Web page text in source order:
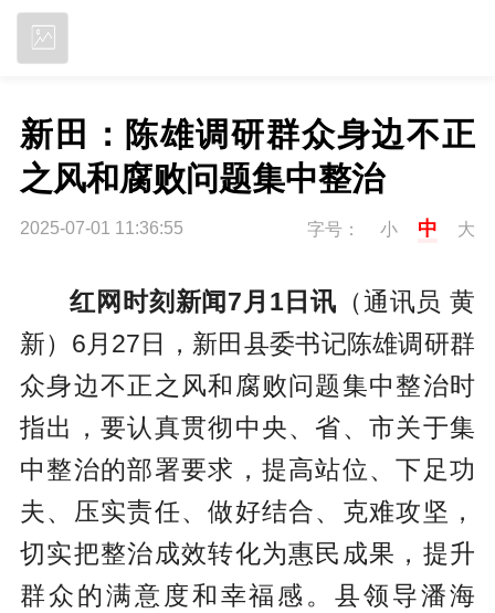
新田：陈雄调研群众身边不正
之风和腐败问题集中整治
2025-07-01 11:36:55 字号： 小 中 大
红网时刻新闻7月1日讯 （通讯员 黄
新）6月27日，新田县委书记陈雄调研群
众身边不正之风和腐败问题集中整治时
指出，要认真贯彻中央、省、市关于集
中整治的部署要求，提高站位、下足功
夫、压实责任、做好结合、克难攻坚，
切实把整治成效转化为惠民成果，提升
群众的满意度和幸福感。县领导潘海